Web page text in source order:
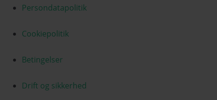
Persondatapolitik
Cookiepolitik
Betingelser
Drift og sikkerhed